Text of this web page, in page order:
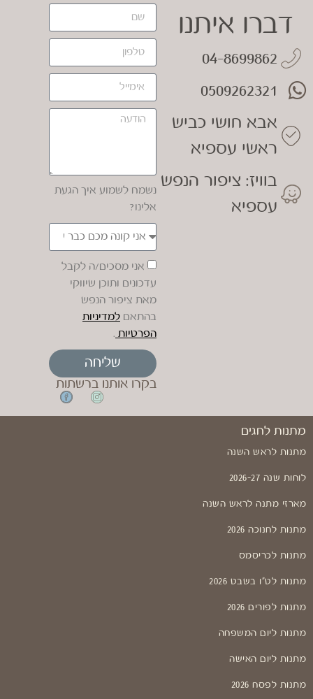
דברו איתנו
04-8699862
0509262321
אבא חושי כביש
ראשי עספיא
בוויז: ציפור הנפש
עספיא
נשמח לשמוע איך הגעת
אלינו?
אני מסכים/ה לקבל
עדכונים ותוכן שיווקי
מאת ציפור הנפש
בהתאם למדיניות
הפרטיות .
שליחה
בקרו אותנו ברשתות
מתנות לחגים
מתנות לראש השנה
לוחות שנה 2026-27
מארזי מתנה לראש השנה
מתנות לחנוכה 2026
מתנות לכריסמס
מתנות לט"ו בשבט 2026
מתנות לפורים 2026
מתנות ליום המשפחה
מתנות ליום האישה
מתנות לפסח 2026